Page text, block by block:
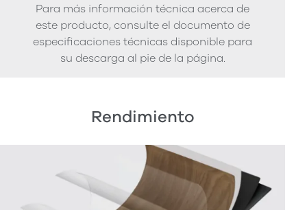
Para más información técnica acerca de
este producto, consulte el documento de
especificaciones técnicas disponible para
su descarga al pie de la página.
Rendimiento